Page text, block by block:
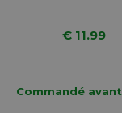
€ 11.99
Commandé